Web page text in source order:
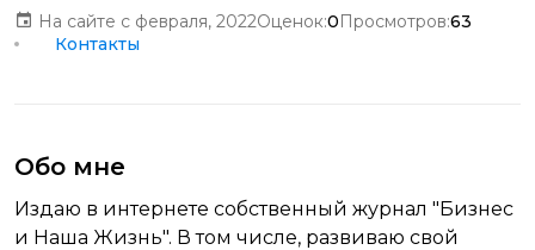
На сайте с февраля, 2022Оценок:0Просмотров:63
Контакты
Обо мне
Издаю в интернете собственный журнал "Бизнес
и Наша Жизнь". В том числе, развиваю свой